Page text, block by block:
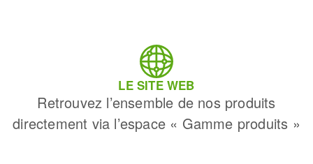
LE SITE WEB
Retrouvez l’ensemble de nos produits
directement via l’espace « Gamme produits »